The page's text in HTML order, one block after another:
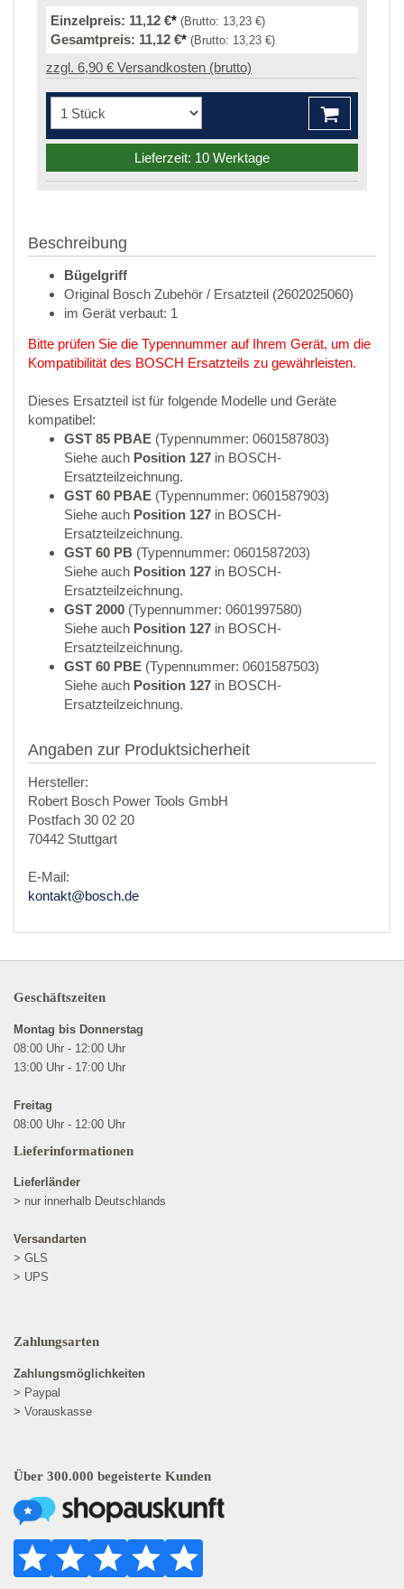
Einzelpreis: 11,12 €* (Brutto: 13,23 €)
Gesamtpreis: 11,12 €* (Brutto: 13,23 €)
zzgl. 6,90 € Versandkosten (brutto)
Lieferzeit: 10 Werktage
Beschreibung
Bügelgriff
Original Bosch Zubehör / Ersatzteil (2602025060)
im Gerät verbaut: 1
Bitte prüfen Sie die Typennummer auf Ihrem Gerät, um die
Kompatibilität des BOSCH Ersatzteils zu gewährleisten.
Dieses Ersatzteil ist für folgende Modelle und Geräte
kompatibel:
GST 85 PBAE (Typennummer: 0601587803)
Siehe auch Position 127 in BOSCH-
Ersatzteilzeichnung.
GST 60 PBAE (Typennummer: 0601587903)
Siehe auch Position 127 in BOSCH-
Ersatzteilzeichnung.
GST 60 PB (Typennummer: 0601587203)
Siehe auch Position 127 in BOSCH-
Ersatzteilzeichnung.
GST 2000 (Typennummer: 0601997580)
Siehe auch Position 127 in BOSCH-
Ersatzteilzeichnung.
GST 60 PBE (Typennummer: 0601587503)
Siehe auch Position 127 in BOSCH-
Ersatzteilzeichnung.
Angaben zur Produktsicherheit
Hersteller:
Robert Bosch Power Tools GmbH
Postfach 30 02 20
70442 Stuttgart
E-Mail:
kontakt@bosch.de
Geschäftszeiten
Montag bis Donnerstag
08:00 Uhr - 12:00 Uhr
13:00 Uhr - 17:00 Uhr
Freitag
08:00 Uhr - 12:00 Uhr
Lieferinformationen
Lieferländer
> nur innerhalb Deutschlands
Versandarten
> GLS
> UPS
Zahlungsarten
Zahlungsmöglichkeiten
> Paypal
> Vorauskasse
Über 300.000 begeisterte Kunden